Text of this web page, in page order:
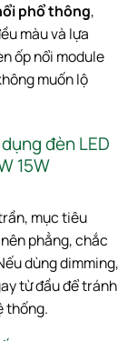
phổ thông,
màu và lựa
ốp nổi module
muốn lộ
đèn LED
15W
mục tiêu
phẳng, chắc
dùng dimming,
từ đầu để tránh
thống.